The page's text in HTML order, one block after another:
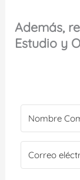
Además,
Estudio y